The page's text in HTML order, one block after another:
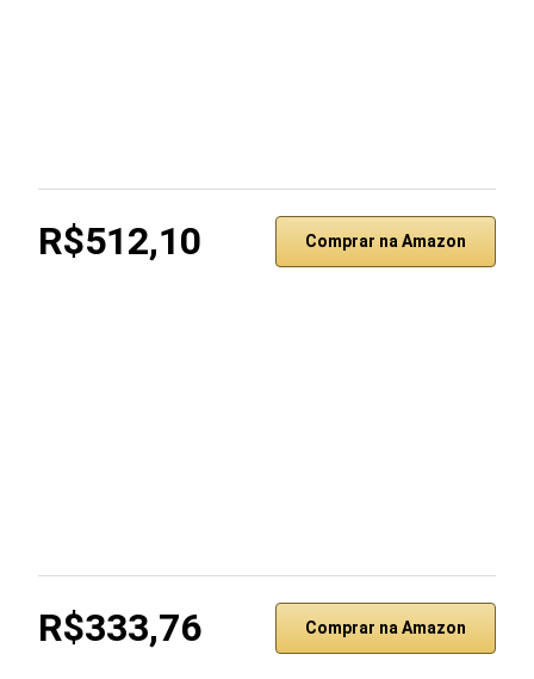
R$512,10 Comprar na Amazon
R$333,76 Comprar na Amazon